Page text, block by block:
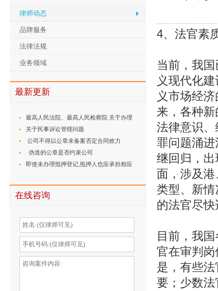
律师动态
品牌服务
法律法规
业务领域
最新更新
最高人民法院、最高人民检察院 关于办理
组织、强迫、引诱、容留、介绍卖淫刑事案件
适用法律若干问题的解释
关于民事诉讼管辖问题
公司不得以公章未备案否定合同效力
伪造的公章是否约束公司
即使未办理抵押登记,抵押人也应承担相应
在线咨询
4、法官素
当前，我
义现代化
义市场经
来，各种
法律意识
罪问题涌
继回归，
面，涉及
类型、新
的法官尽
目前，我
官在审判
是，有些
要；少数